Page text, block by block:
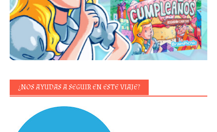
¿NOS AYUDAS A SEGUIR EN ESTE VIAJE?